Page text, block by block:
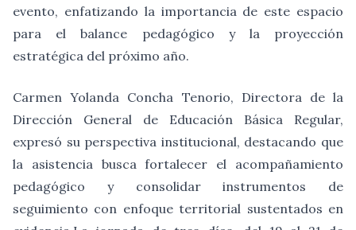
evento, enfatizando la importancia de este espacio
para el balance pedagógico y la proyección
estratégica del próximo año.
Carmen Yolanda Concha Tenorio, Directora de la
Dirección General de Educación Básica Regular,
expresó su perspectiva institucional, destacando que
la asistencia busca fortalecer el acompañamiento
pedagógico y consolidar instrumentos de
seguimiento con enfoque territorial sustentados en